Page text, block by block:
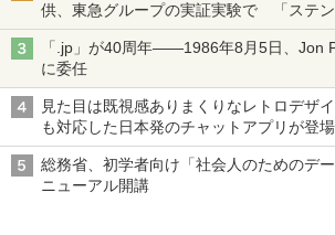
供、東急グループの実証実験で 「ステ
ル TIVIP」
「.jp」が40周年――1986年8月5日、Jon
に委任
見た目は既視感ありまくりなレトロデザ
も対応した日本発のチャットアプリが登場
総務省、初学者向け「社会人のためのデ
ニューアル開講